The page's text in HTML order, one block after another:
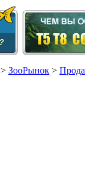
> ЗооРынок >